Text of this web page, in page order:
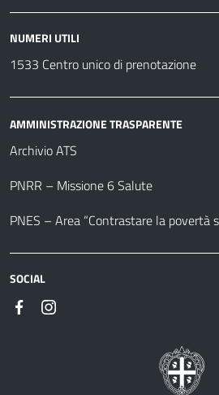
NUMERI UTILI
1533 Centro unico di prenotazione
AMMINISTRAZIONE TRASPARENTE
Archivio ATS
PNRR – Missione 6 Salute
PNES – Area “Contrastare la povertà
SOCIAL